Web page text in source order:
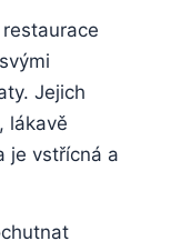
Jejich
​lákavě​
je ⁤vstřícná a